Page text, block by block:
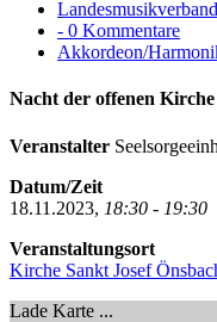
Landesmusikverband
- 0 Kommentare
Akkordeon/
Nacht der offenen Kirche
Veranstalter
Datum/Zeit
18.11.2023, 18:30 - 19:30
Veranstaltungsort
Kirche Sankt Josef
Lade Karte ...